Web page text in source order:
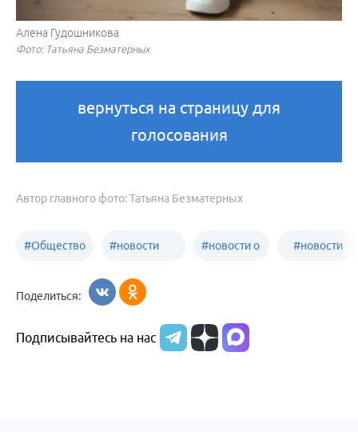
Алена Гудошникова
Фото: Татьяна Безматерных
вернуться на страницу для
голосования
Автор главного фото: Татьяна Безматерных
#Общество #новости
образования
#новости о
Алтайского
#новости
Поделиться:
Подписывайтесь на нас